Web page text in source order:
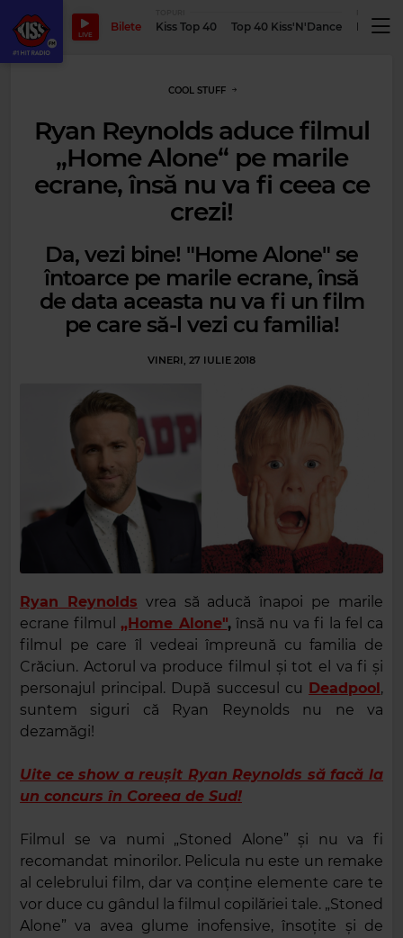
LIVE
Bilete Kiss Top 40 Top 40 Kiss'N'Dance
COOL STUFF
Ryan Reynolds aduce filmul
„Home Alone“ pe marile
ecrane, însă nu va fi ceea ce
crezi!
Da, vezi bine! "Home Alone" se
întoarce pe marile ecrane, însă
de data aceasta nu va fi un film
pe care să-l vezi cu familia!
VINERI, 27 IULIE 2018
Ryan Reynolds vrea să aducă înapoi pe marile
ecrane filmul„Home Alone",însă nu va fi la fel ca
filmul pe care îl vedeai împreună cu familia de
Crăciun. Actorul va produce filmul și tot el va fi și
personajul principal. După succesul cu Deadpool,
suntem siguri că Ryan Reynolds nu ne va
dezamăgi!
Uite ce show a reușit Ryan Reynolds să facă la
un concurs în Coreea de Sud!
Filmul se va numi „Stoned Alone” și nu va fi
recomandat minorilor. Pelicula nu este un remake
al celebrului film, dar va conține elemente care te
vor duce cu gândul la filmul copilăriei tale. „Stoned
Alone” va avea glume inofensive, însoțite și de